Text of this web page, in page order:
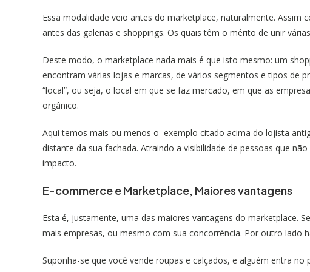
Essa modalidade veio antes do marketplace, naturalmente.
antes das galerias e shoppings. Os quais têm o mérito de unir
Deste modo, o marketplace nada mais é que isto mesmo: um
encontram várias lojas e marcas, de vários segmentos e tipos de
“local”, ou seja, o local em que se faz mercado, em que as
orgânico.
Aqui temos mais ou menos o exemplo citado acima do lojista
distante da sua fachada. Atraindo a visibilidade de pessoas que
impacto.
E-commerce e Marketplace, Maiores vantagens
Esta é, justamente, uma das maiores vantagens do marketplace.
mais empresas, ou mesmo com sua concorrência. Por outro lado
Suponha-se que você vende roupas e calçados, e alguém entra